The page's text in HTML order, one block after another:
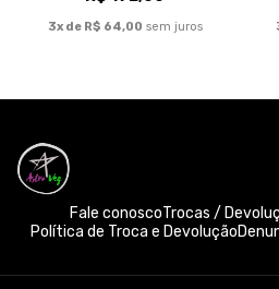
3x de R$ 64,00 sem juros
Fale conoscoTrocas /
Política de Troca e Devolução